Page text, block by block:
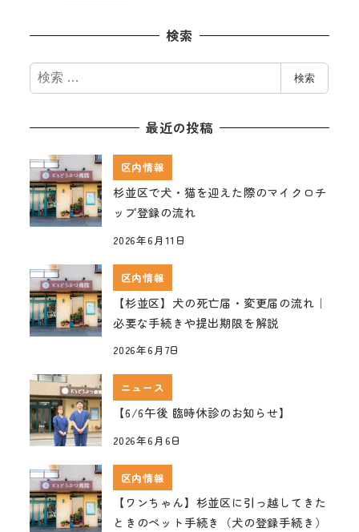
検索
検
索
検索
最近の投稿
区内情報
杉並区で犬・猫を迎えた際のマイクロチ
ップ登録の流れ
2026年6月11日
区内情報
【杉並区】犬の死亡届・変更届の流れ｜
必要な手続きや提出期限を解説
2026年6月7日
ニュース
【6/6午後 臨時休診のお知らせ】
2026年6月6日
区内情報
【ワンちゃん】杉並区に引っ越してきた
ときのペット手続き（犬の登録手続き）